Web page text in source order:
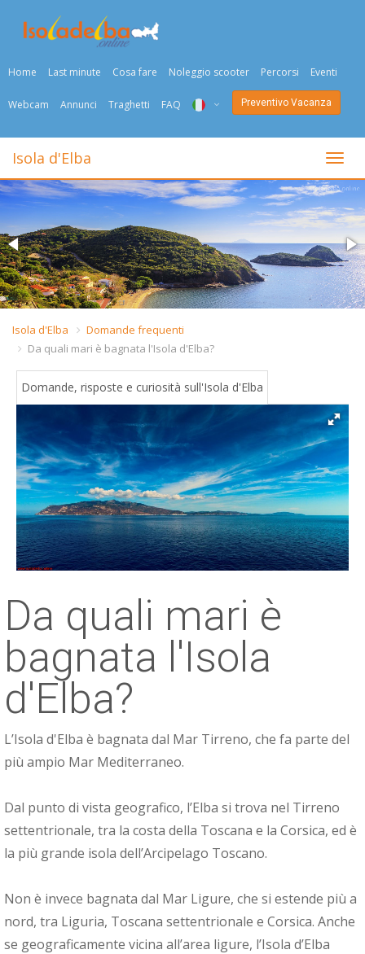
Home Last minute Cosa fare Noleggio scooter Percorsi Eventi
Webcam Annunci Traghetti FAQ
ENG
DEU
NED
FRA
ESP
SLO
Preventivo Vacanza
Togli
Isola d'Elba
Isola d'Elba
Domande frequenti
Da quali mari è bagnata l'Isola d'Elba?
Domande, risposte e curiosità sull'Isola d'Elba
Da quali mari è
bagnata l'Isola
d'Elba?
L’Isola d'Elba è bagnata dal Mar Tirreno, che fa parte del
più ampio Mar Mediterraneo.
Dal punto di vista geografico, l’Elba si trova nel Tirreno
settentrionale, tra la costa della Toscana e la Corsica, ed è
la più grande isola dell’Arcipelago Toscano.
Non è invece bagnata dal Mar Ligure, che si estende più a
nord, tra Liguria, Toscana settentrionale e Corsica. Anche
se geograficamente vicina all’area ligure, l’Isola d’Elba